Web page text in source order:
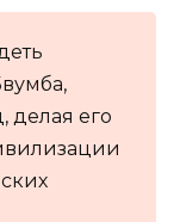
делая его